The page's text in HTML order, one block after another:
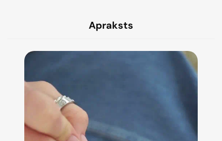
Apraksts